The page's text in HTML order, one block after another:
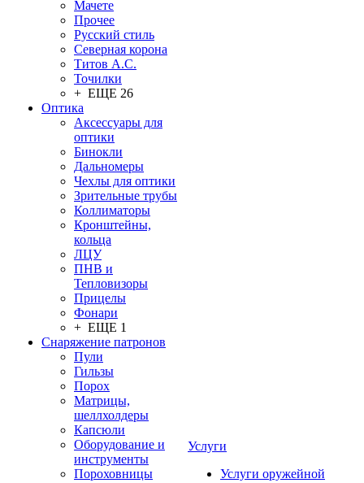
Мачете
Прочее
Русский стиль
Северная корона
Титов А.С.
Точилки
+ ЕЩЕ 26
Оптика
Аксессуары для
оптики
Бинокли
Дальномеры
Чехлы для оптики
Зрительные трубы
Коллиматоры
Кронштейны,
кольца
ЛЦУ
ПНВ и
Тепловизоры
Прицелы
Фонари
+ ЕЩЕ 1
Снаряжение патронов
Пули
Гильзы
Порох
Матрицы,
шеллхолдеры
Капсюли
Оборудование и
инструменты
Пороховницы
Услуги
Услуги оружейной